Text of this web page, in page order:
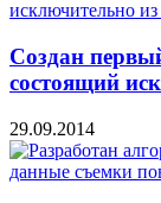
Создан
состоящий
29.09.2014